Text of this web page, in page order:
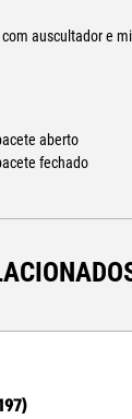
auscultador e
aberto
fechado